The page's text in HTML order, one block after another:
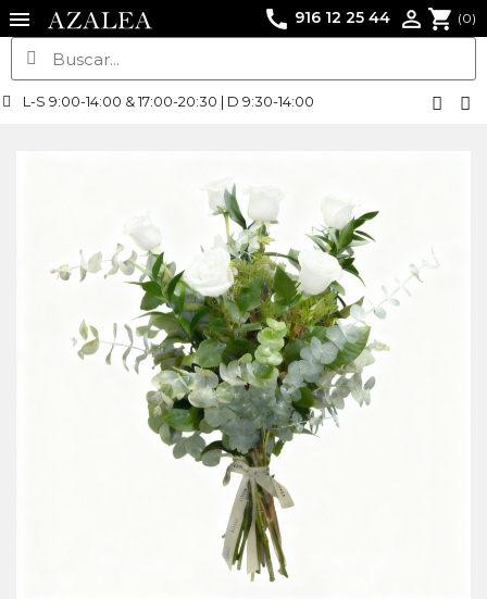
call 916 12 25 44  shopping_cart (0)
L-S 9:00-14:00 & 17:00-20:30 | D 9:30-14:00